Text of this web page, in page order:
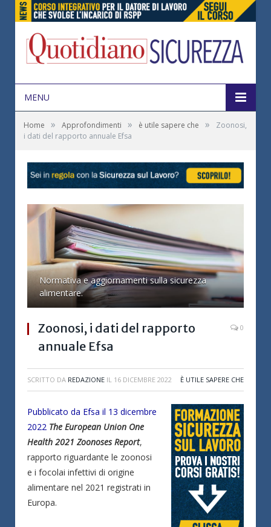
MENU
Home » Approfondimenti » è utile sapere che »
Zoonosi,
i dati del rapporto annuale Efsa
Normativa e aggiornamenti sulla sicurezza
alimentare.
Zoonosi, i dati del rapporto
annuale Efsa
0
SCRITTO DA REDAZIONE IL 16 DICEMBRE 2022 È UTILE SAPERE CHE
Pubblicato da Efsa il 13 dicembre
2022 The European Union One
Health 2021 Zoonoses Report,
rapporto riguardante le zoonosi
e i focolai infettivi di origine
alimentare nel 2021 registrati in
Europa.